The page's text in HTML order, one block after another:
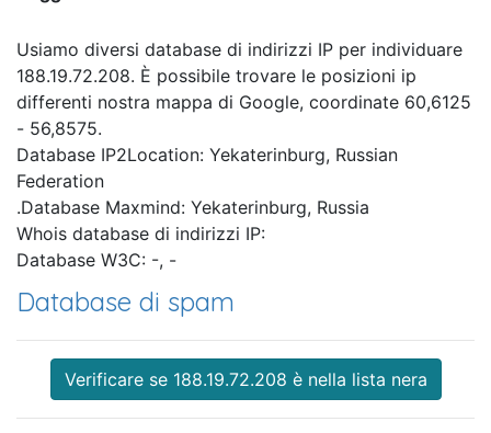
Usiamo diversi database di indirizzi IP per individuare
188.19.72.208. È possibile trovare le posizioni ip
differenti nostra mappa di Google, coordinate 60,6125
- 56,8575.
Database IP2Location: Yekaterinburg, Russian
Federation
.Database Maxmind: Yekaterinburg, Russia
Whois database di indirizzi IP:
Database W3C: -, -
Database di spam
Verificare se 188.19.72.208 è nella lista nera